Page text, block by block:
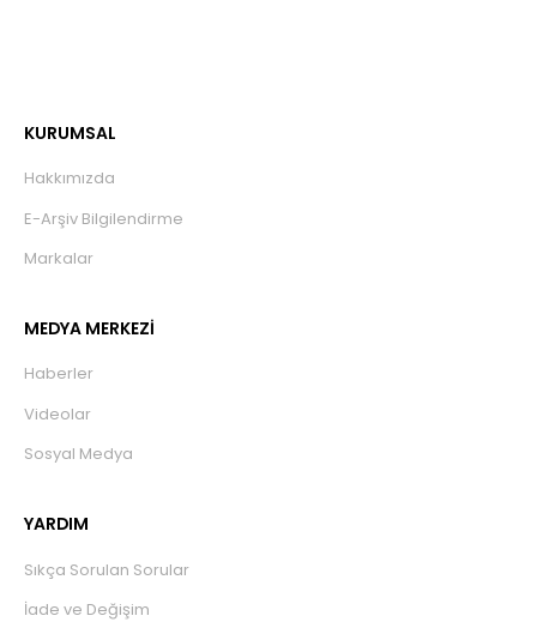
KURUMSAL
Hakkımızda
E-Arşiv Bilgilendirme
Markalar
MEDYA MERKEZİ
Haberler
Videolar
Sosyal Medya
YARDIM
Sıkça Sorulan Sorular
İade ve Değişim